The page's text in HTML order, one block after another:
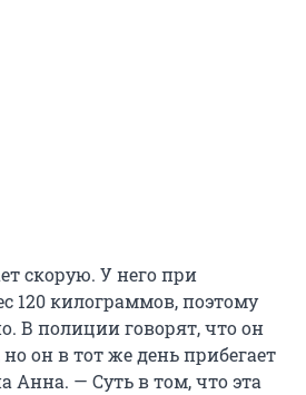
скорую. У него при
120 килограммов, поэтому
В полиции говорят, что он
он в тот же день прибегает
Анна. — Суть в том, что эта